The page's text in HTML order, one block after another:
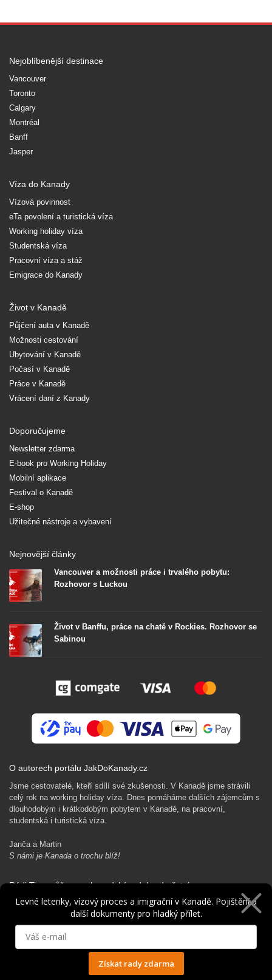
Nejoblíbenější destinace
Vancouver
Toronto
Calgary
Montréal
Banff
Jasper
Víza do Kanady
Vízová povinnost
eTa povolení a turistická víza
Working holiday víza
Studentská víza
Pracovní víza a stáž
Emigrace do Kanady
Život v Kanadě
Půjčení auta v Kanadě
Možnosti cestování
Ubytování v Kanadě
Počasí v Kanadě
Práce v Kanadě
Vrácení daní z Kanady
Doporučujeme
Newsletter zdarma
E-book pro Working Holiday
Mobilní aplikace
Festival o Kanadě
E-shop
Užitečné nástroje a vybavení
Nejnovější články
Vancouver a možnosti práce i trvalého pobytu:
Rozhovor s Luckou
Život v Banffu, práce na chatě v Rockies. Rozhovor se
Sabinou
O autorech portálu JakDoKanady.cz
Jsme cestovatelé, kteří sdílí své zkušenosti. V Kanadě jsme strávili
celý rok na working holiday víza. Dnes pomáháme dalších zájemcům s
dlouhodobým i krátkodobým pobytem v Kanadě, na pracovní,
studentská i turistická víza.
Janča a Martin
S námi je Kanada o trochu blíž!
Rádi Ti pomůžeme s kanadským dobrodružstvím…
Levné letenky, vízový proces a imigrační v Kanadě. Pojištění a
další dokumenty pro hladký přílet.
Získat rady zdarma